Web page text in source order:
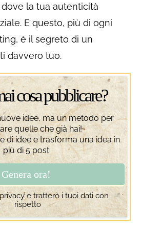
la tua autenticità
E questo, più di ogni
è il segreto di un
davvero tuo.